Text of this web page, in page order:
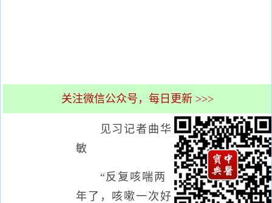
关注微信公众号，每日更新 >>>
见习记者曲华
敏
“反复咳喘两
年了，咳嗽一次好